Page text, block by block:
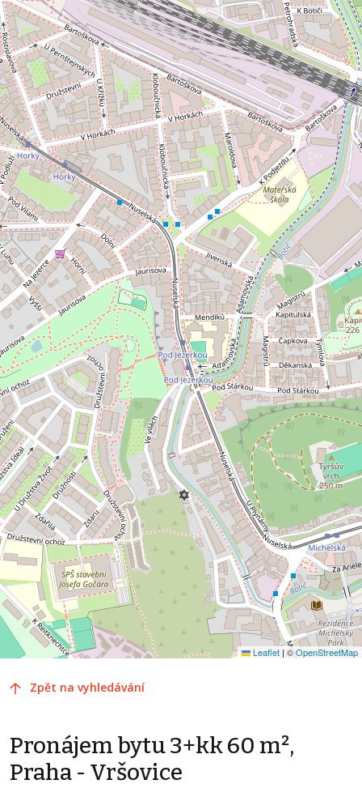
Leaflet | ©OpenStreetMap
Zpět na vyhledávání
Pronájem bytu 3+kk 60 m²,
Praha - Vršovice